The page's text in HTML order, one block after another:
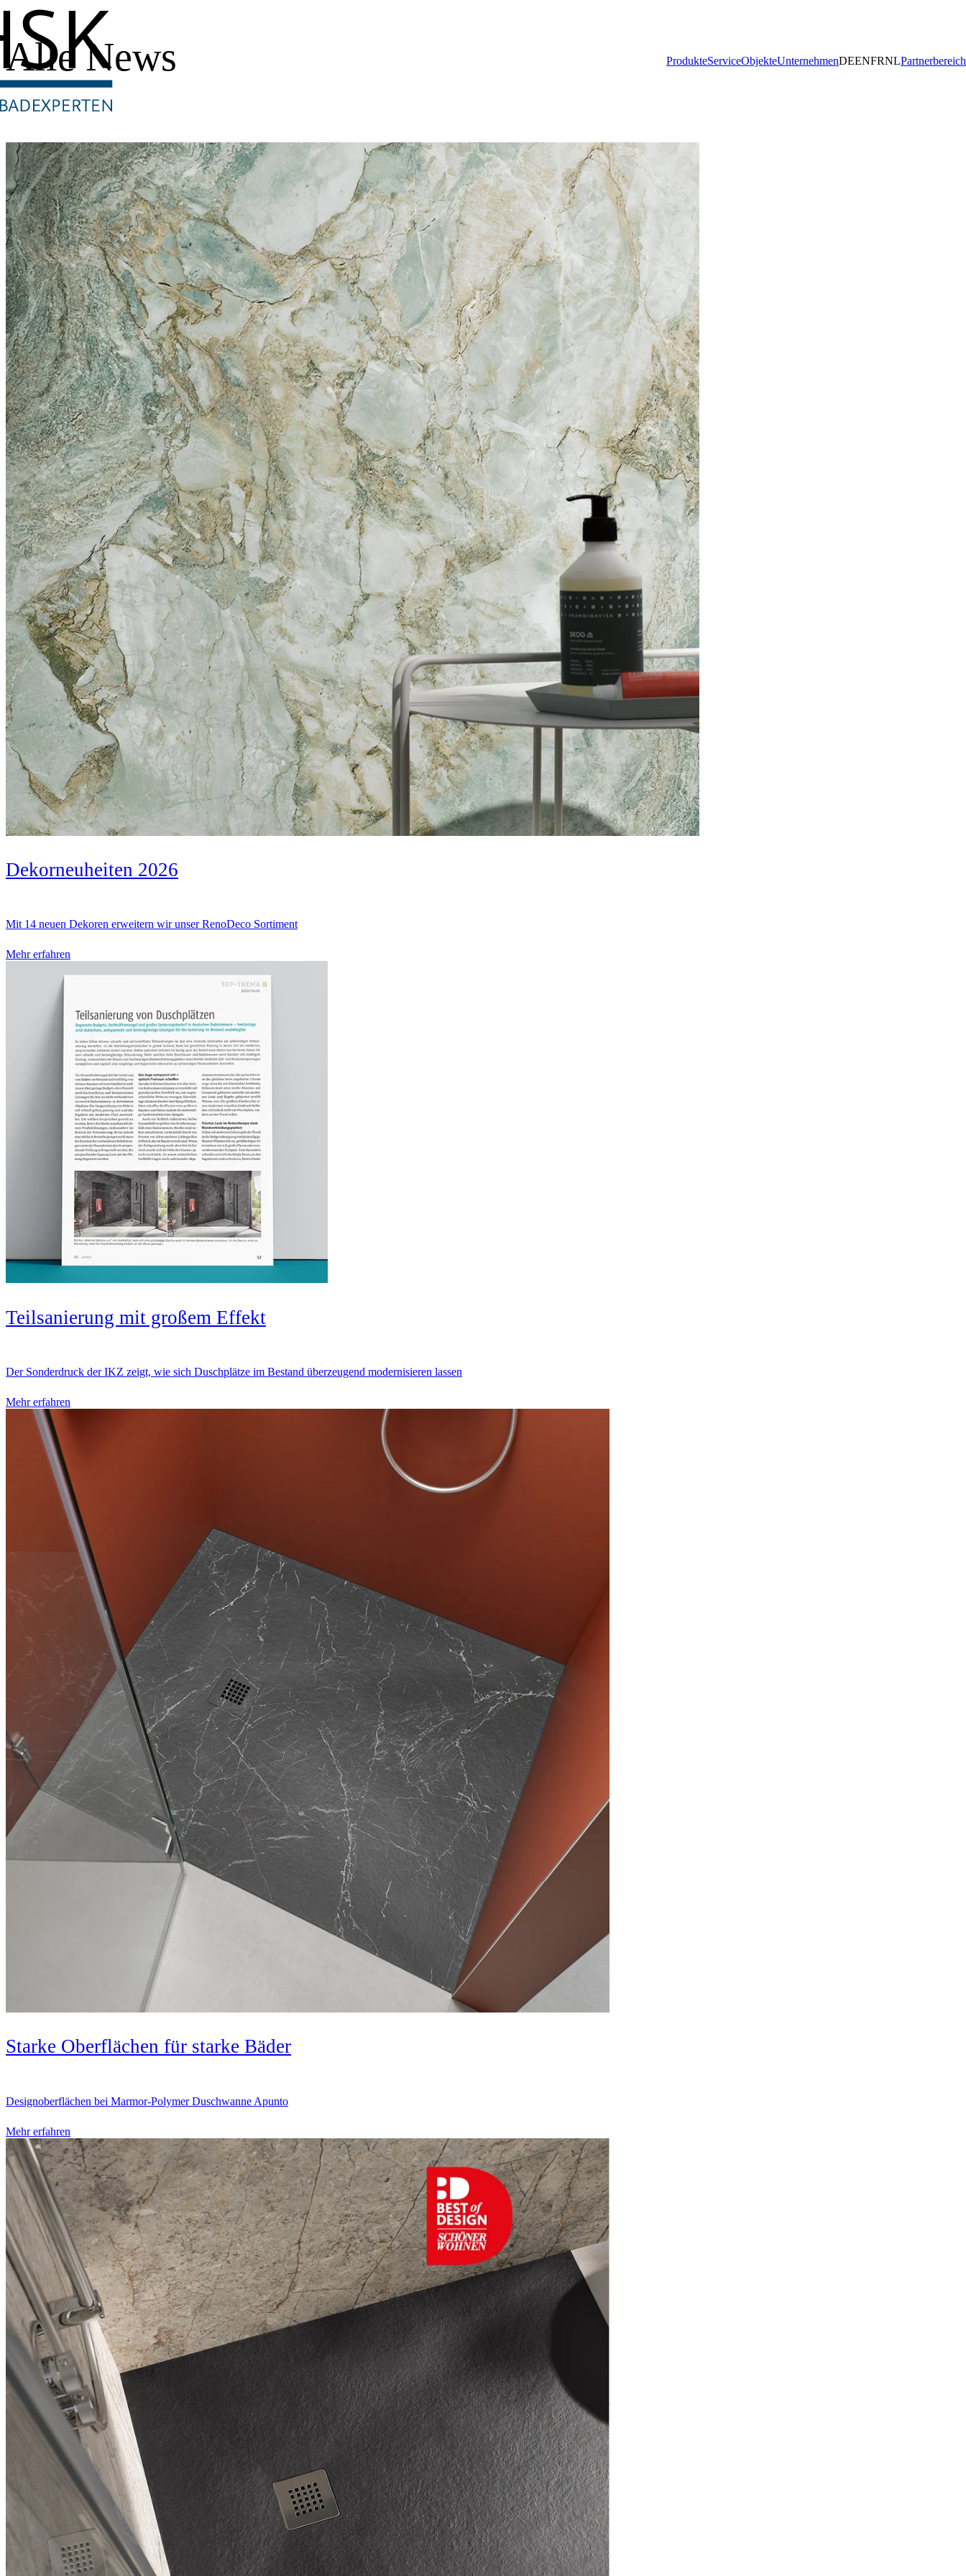
ProdukteServiceObjekteUnternehmenDEENFRNLPartnerbereich
Alle News
Dekorneuheiten 2026
Mit 14 neuen Dekoren erweitern wir unser RenoDeco Sortiment
Mehr erfahren
Teilsanierung mit großem Effekt
Der Sonderdruck der IKZ zeigt, wie sich Duschplätze im Bestand überzeugend modernisieren lassen
Mehr erfahren
Starke Oberflächen für starke Bäder
Designoberflächen bei Marmor-Polymer Duschwanne Apunto
Mehr erfahren